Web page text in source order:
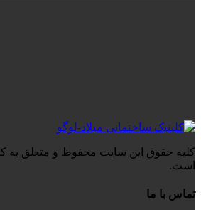
کلیه حقوق این سایت محفوظ و متعلق به
است.
تماس با ما